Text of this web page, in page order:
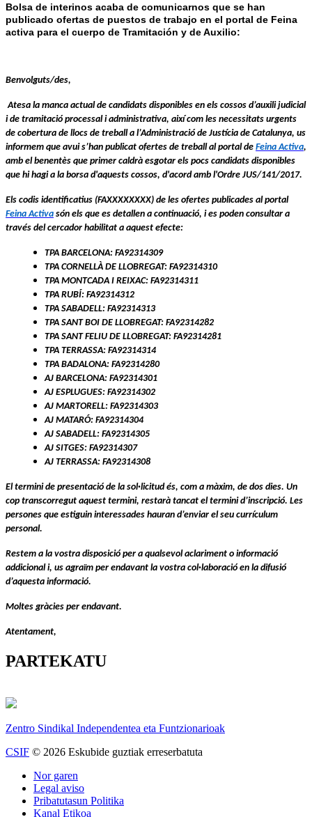
Bolsa de interinos acaba de comunicarnos que se han
publicado ofertas de puestos de trabajo en el portal de Feina
activa para el cuerpo de Tramitación y de Auxilio:
Benvolguts/des,
Atesa la manca actual de candidats disponibles en els cossos d’auxili judicial
i de tramitació processal i administrativa, així com les necessitats urgents
de cobertura de llocs de treball a l’Administració de Justícia de Catalunya, us
informem que avui s’han publicat ofertes de treball al portal de Feina Activa,
amb el benentès que primer caldrà esgotar els pocs candidats disponibles
que hi hagi a la borsa d'aquests cossos, d'acord amb l'Ordre JUS/141/2017.
Els codis identificatius (FAXXXXXXXX) de les ofertes publicades al portal
Feina Activa són els que es detallen a continuació, i es poden consultar a
través del cercador habilitat a aquest efecte:
TPA BARCELONA: FA92314309
TPA CORNELLÀ DE LLOBREGAT: FA92314310
TPA MONTCADA I REIXAC: FA92314311
TPA RUBÍ: FA92314312
TPA SABADELL: FA92314313
TPA SANT BOI DE LLOBREGAT: FA92314282
TPA SANT FELIU DE LLOBREGAT: FA92314281
TPA TERRASSA: FA92314314
TPA BADALONA: FA92314280
AJ BARCELONA: FA92314301
AJ ESPLUGUES: FA92314302
AJ MARTORELL: FA92314303
AJ MATARÓ: FA92314304
AJ SABADELL: FA92314305
AJ SITGES: FA92314307
AJ TERRASSA: FA92314308
El termini de presentació de la sol·licitud és, com a màxim, de dos dies. Un
cop transcorregut aquest termini, restarà tancat el termini d’inscripció. Les
persones que estiguin interessades hauran d’enviar el seu currículum
personal.
Restem a la vostra disposició per a qualsevol aclariment o informació
addicional i, us agraïm per endavant la vostra col·laboració en la difusió
d’aquesta informació.
Moltes gràcies per endavant.
Atentament,
PARTEKATU
Zentro Sindikal Independentea eta Funtzionarioak
CSIF © 2026 Eskubide guztiak erreserbatuta
Nor garen
Legal aviso
Pribatutasun Politika
Kanal Etikoa